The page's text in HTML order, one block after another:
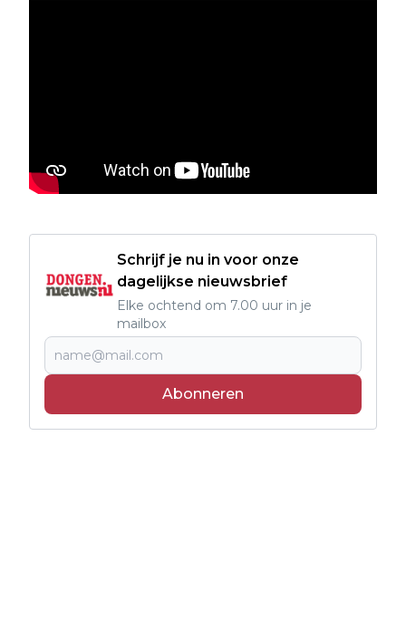
Schrijf je nu in voor onze
dagelijkse nieuwsbrief
Elke ochtend om 7.00 uur in je
mailbox
Abonneren